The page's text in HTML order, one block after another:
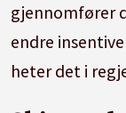
gjennomfører
endre
heter det i